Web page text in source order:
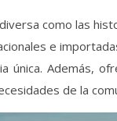
como las
e
única. Además,
de la